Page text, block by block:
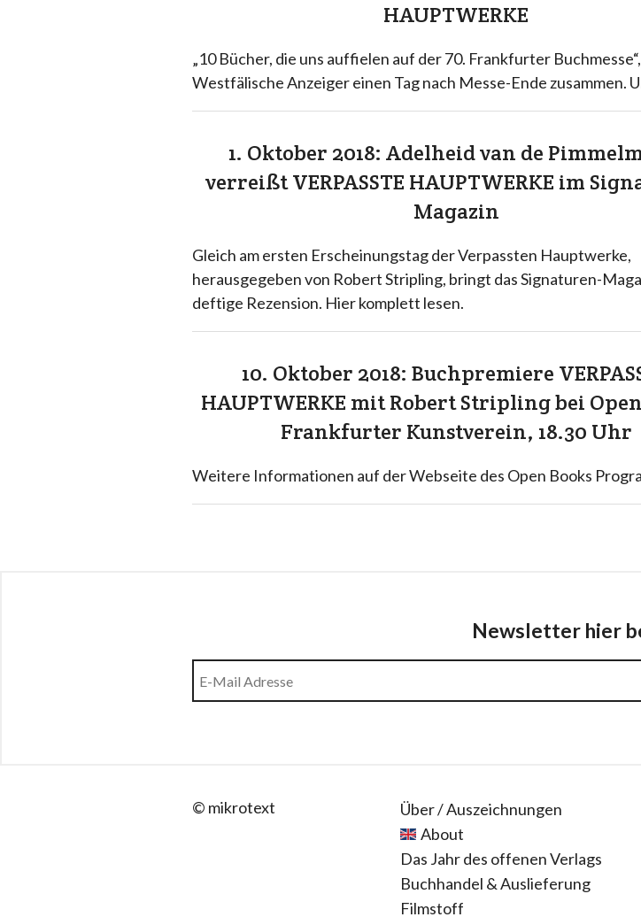
HAUPTWERKE
„10 Bücher, die uns auffielen auf der 70. Frankfurter
Westfälische Anzeiger einen Tag nach Messe-Ende zusammen.
1. Oktober 2018: Adelheid van de
verreißt VERPASSTE HAUPTWERKE im
Magazin
Gleich am ersten Erscheinungstag der Verpassten Hauptwerke,
herausgegeben von Robert Stripling, bringt das Signaturen-
deftige Rezension. Hier komplett lesen.
10. Oktober 2018: Buchpremiere
HAUPTWERKE mit Robert Stripling bei
Frankfurter Kunstverein, 18.30 Uhr
Weitere Informationen auf der Webseite des Open Books
Newsletter hier
© mikrotext
Über / Auszeichnungen
About
Das Jahr des offenen Verlags
Buchhandel & Auslieferung
Filmstoff